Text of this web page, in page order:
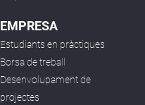
EMPRESA
Estudiants en pràctiques
Borsa de treball
Desenvolupament de
projectes